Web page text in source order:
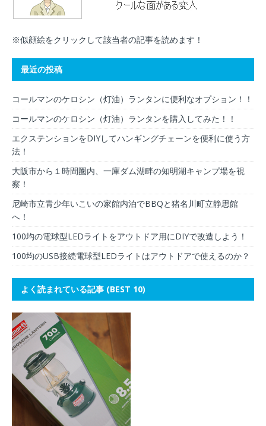
※似顔絵をクリックして該当者の記事を読めます！
最近の投稿
コールマンのケロシン（灯油）ランタンに便利なオプション！！
コールマンのケロシン（灯油）ランタンを購入してみた！！
エクステンションをDIYしてハンギングチェーンを便利に使う方
法！
大阪市から１時間圏内、一庫ダム湖畔の知明湖キャンプ場を視
察！
尼崎市立青少年いこいの家館内泊でBBQと猪名川町立静思館
へ！
100均の電球型LEDライトをアウトドア用にDIYで改造しよう！
100均のUSB接続電球型LEDライトはアウトドアで使えるのか？
よく読まれている記事 (BEST 10)